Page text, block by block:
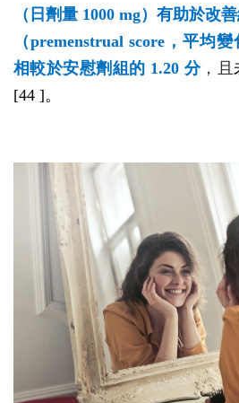
（日劑量 1000 mg）有助於改
（premenstrual score，平均
相較於安慰劑組的 1.20 分，且
[44 ]。